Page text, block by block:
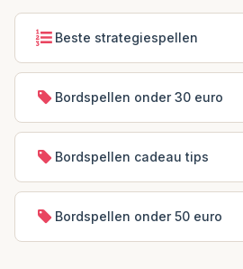
Beste strategiespellen
Bordspellen onder 30 euro
Bordspellen cadeau tips
Bordspellen onder 50 euro